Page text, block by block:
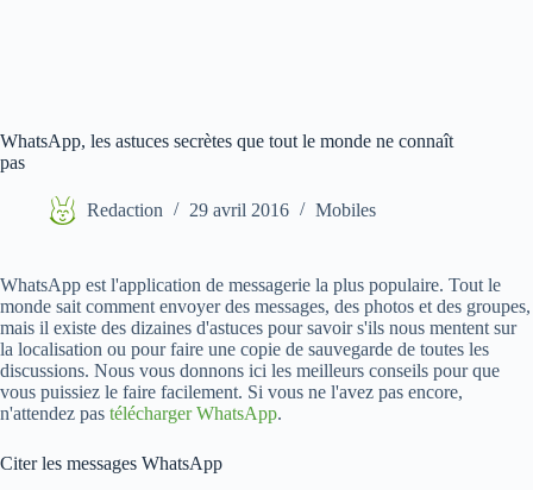
WhatsApp, les astuces secrètes que tout le monde ne connaît
pas
Redaction 29 avril 2016 Mobiles
WhatsApp est l'application de messagerie la plus populaire. Tout le
monde sait comment envoyer des messages, des photos et des groupes,
mais il existe des dizaines d'astuces pour savoir s'ils nous mentent sur
la localisation ou pour faire une copie de sauvegarde de toutes les
discussions. Nous vous donnons ici les meilleurs conseils pour que
vous puissiez le faire facilement. Si vous ne l'avez pas encore,
n'attendez pas télécharger WhatsApp.
Citer les messages WhatsApp